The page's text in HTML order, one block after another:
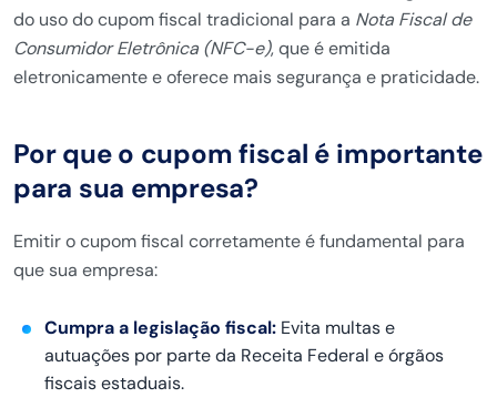
do uso do cupom fiscal tradicional para a Nota Fiscal de
Consumidor Eletrônica (NFC-e), que é emitida
eletronicamente e oferece mais segurança e praticidade.
Por que o cupom fiscal é importante
para sua empresa?
Emitir o cupom fiscal corretamente é fundamental para
que sua empresa:
Cumpra a legislação fiscal: Evita multas e
autuações por parte da Receita Federal e órgãos
fiscais estaduais.